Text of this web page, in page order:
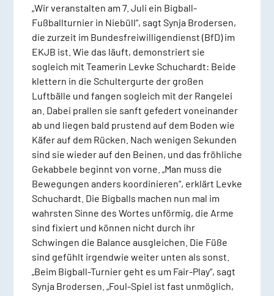
„Wir veranstalten am 7. Juli ein Bigball-
Fußballturnier in Niebüll“, sagt Synja Brodersen,
die zurzeit im Bundesfreiwilligendienst (BfD) im
EKJB ist. Wie das läuft, demonstriert sie
sogleich mit Teamerin Levke Schuchardt: Beide
klettern in die Schultergurte der großen
Luftbälle und fangen sogleich mit der Rangelei
an. Dabei prallen sie sanft gefedert voneinander
ab und liegen bald prustend auf dem Boden wie
Käfer auf dem Rücken. Nach wenigen Sekunden
sind sie wieder auf den Beinen, und das fröhliche
Gekabbele beginnt von vorne. „Man muss die
Bewegungen anders koordinieren“, erklärt Levke
Schuchardt. Die Bigballs machen nun mal im
wahrsten Sinne des Wortes unförmig, die Arme
sind fixiert und können nicht durch ihr
Schwingen die Balance ausgleichen. Die Füße
sind gefühlt irgendwie weiter unten als sonst.
„Beim Bigball-Turnier geht es um Fair-Play“, sagt
Synja Brodersen. „Foul-Spiel ist fast unmöglich,